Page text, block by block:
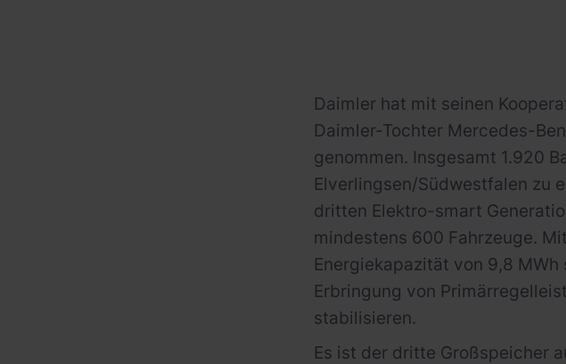
Daimler hat mit seinen
Daimler-Tochter Mercedes-
genommen. Insgesamt 1.920
Elverlingsen/Südwestfalen zu
dritten Elektro-smart
mindestens 600 Fahrzeuge.
Energiekapazität von 9,8
Erbringung von
stabilisieren.
Es ist der dritte Großspeicher